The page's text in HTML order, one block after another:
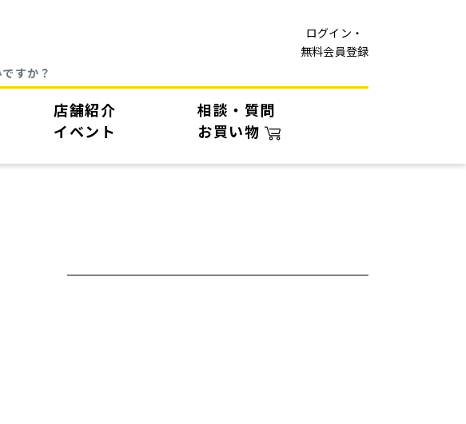
ログイン・
無料会員登録
店舗紹介
相談・質問
イベント お買い物